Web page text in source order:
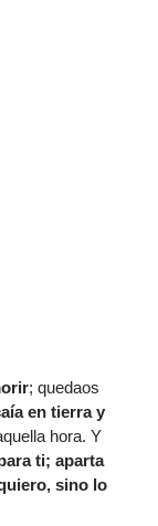
; quedaos
en tierra y
hora. Y
ti; aparta
sino lo